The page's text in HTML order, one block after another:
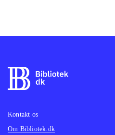
Kontakt os
Om Bibliotek.dk